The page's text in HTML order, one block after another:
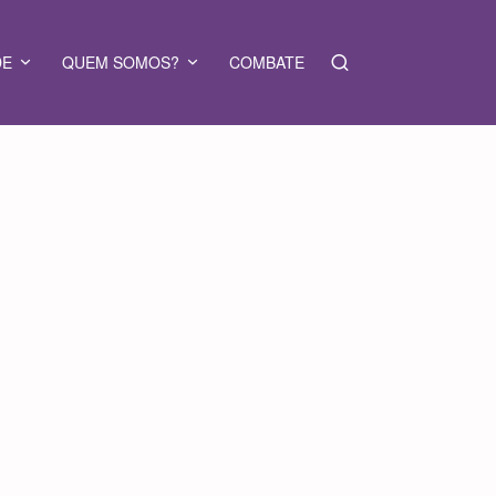
QUEM SOMOS? COMBATE